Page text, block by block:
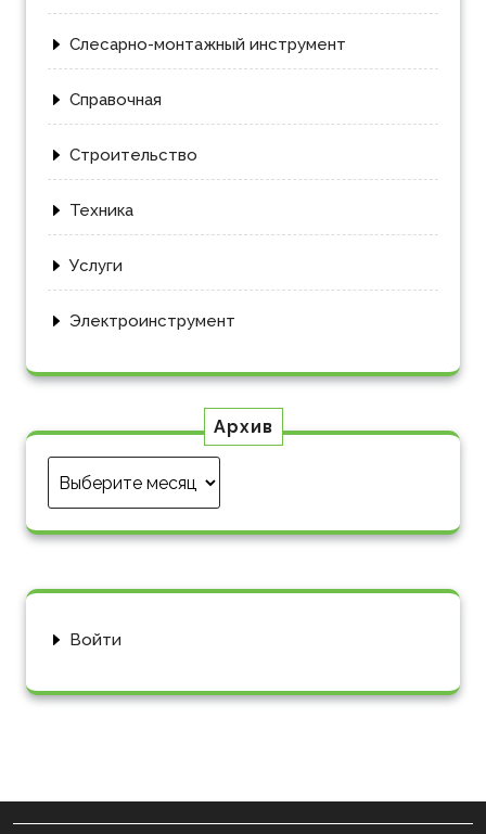
Слесарно-монтажный инструмент
Справочная
Строительство
Техника
Услуги
Электроинструмент
Архив
Войти